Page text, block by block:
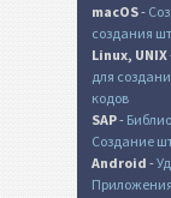
macOS-
создания
Linux, UNIX
для
кодов
SAP-
Создание
Android -